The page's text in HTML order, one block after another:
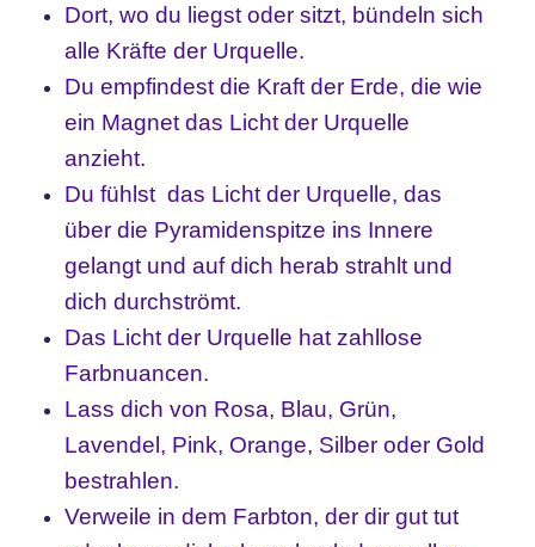
Dort, wo du liegst oder sitzt, bündeln sich
alle Kräfte der Urquelle.
Du empfindest die Kraft der Erde, die wie
ein Magnet das Licht der Urquelle
anzieht.
Du fühlst das Licht der Urquelle, das
über die Pyramidenspitze ins Innere
gelangt und auf dich herab strahlt und
dich durchströmt.
Das Licht der Urquelle hat zahllose
Farbnuancen.
Lass dich von Rosa, Blau, Grün,
Lavendel, Pink, Orange, Silber oder Gold
bestrahlen.
Verweile in dem Farbton, der dir gut tut